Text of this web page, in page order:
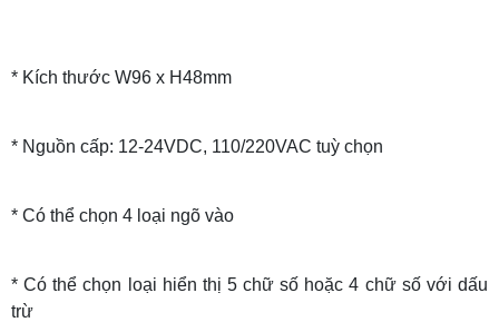
* Kích thước W96 x H48mm
* Nguồn cấp: 12-24VDC, 110/220VAC tuỳ chọn
* Có thể chọn 4 loại ngõ vào
* Có thể chọn loại hiển thị 5 chữ số hoặc 4 chữ số với dấu
trừ